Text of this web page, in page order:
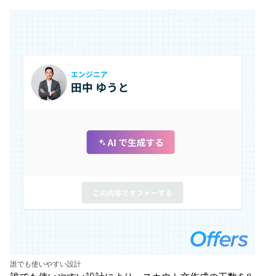
誰でも使いやすい設計